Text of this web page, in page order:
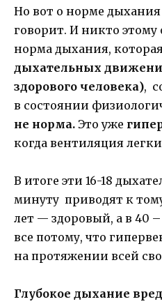
Но вот о норме
говорит. И никто этому
норма дыхания,
дыхательных
здорового человека),
в состоянии
не норма. Это уже
когда вентиляция
В итоге эти 16-18
минуту приводят к
лет — здоровый, а в 40
все потому, что
на протяжении всей
Глубокое дыхание